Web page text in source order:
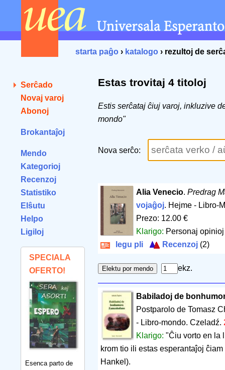
starta paĝo › katalogo › rezultoj de
Serĉado
Novaj varoj
Abonoj
Brokantaĵoj
Mendo
Kategorioj
Recenzoj
Statistiko
Elŝutu
Helpo
Ligiloj
SPECIALA
OFERTO!
Esenca parto de
Estas trovitaj 4 titoloj
Estis serĉataj ĉiuj varoj, inkluzive
mondo"
Nova serĉo:
Alia Venecio. Predrag
vojaĝoj. Hejme - Libro-
Prezo: 12.00 €
Klarigo: Personaj
legu pli
Recenzoj (2)
ekz.
Babiladoj de
Postparolo de Tomasz
- Libro-mondo. Czeladź.
Klarigo:"Ĉiu vorto en la
krom tio ili estas esperantaĵoj
Hankel).